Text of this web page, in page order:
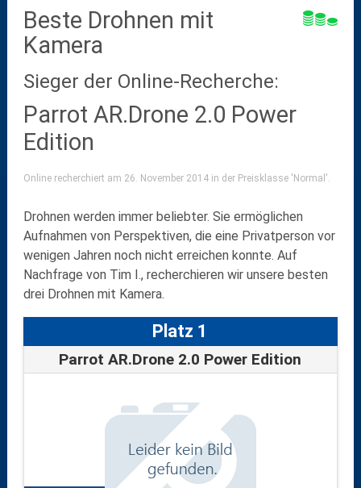
Beste Drohnen mit
Kamera
Sieger der Online-Recherche:
Parrot AR.Drone 2.0 Power
Edition
Online recherchiert am 26. November 2014 in der Preisklasse 'Normal'.
Drohnen werden immer beliebter. Sie ermöglichen
Aufnahmen von Perspektiven, die eine Privatperson vor
wenigen Jahren noch nicht erreichen konnte. Auf
Nachfrage von Tim I., recherchieren wir unsere besten
drei Drohnen mit Kamera.
Platz 1
Parrot AR.Drone 2.0 Power Edition